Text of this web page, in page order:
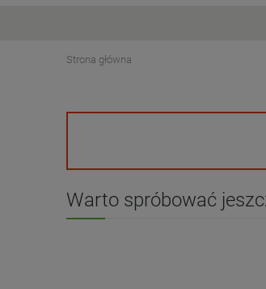
Strona główna
Warto spróbować